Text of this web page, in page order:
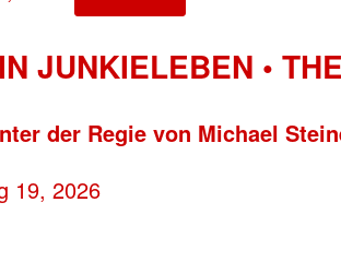
JUNKIELEBEN •
der Regie von Michael
19, 2026